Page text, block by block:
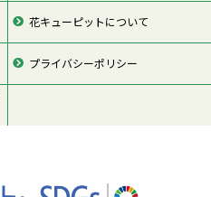
花キューピットについて
プライバシーポリシー